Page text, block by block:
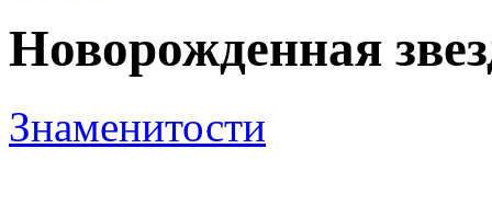
Новорожденная
Знаменитости